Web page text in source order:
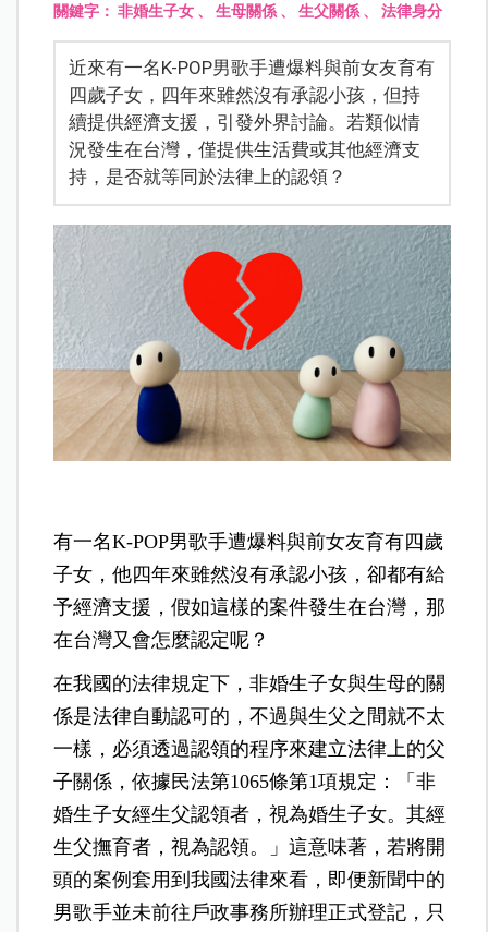
關鍵字：非婚生子女 、生母關係 、生父關係 、法律身分
近來有一名K-POP男歌手遭爆料與前女友育有
四歲子女，四年來雖然沒有承認小孩，但持
續提供經濟支援，引發外界討論。若類似情
況發生在台灣，僅提供生活費或其他經濟支
持，是否就等同於法律上的認領？
有一名K-POP男歌手遭爆料與前女友育有四歲
子女，他四年來雖然沒有承認小孩，卻都有給
予經濟支援，假如這樣的案件發生在台灣，那
在台灣又會怎麼認定呢？
在我國的法律規定下，非婚生子女與生母的關
係是法律自動認可的，不過與生父之間就不太
一樣，必須透過認領的程序來建立法律上的父
子關係，依據民法第1065條第1項規定：「非
婚生子女經生父認領者，視為婚生子女。其經
生父撫育者，視為認領。」這意味著，若將開
頭的案例套用到我國法律來看，即便新聞中的
男歌手並未前往戶政事務所辦理正式登記，只